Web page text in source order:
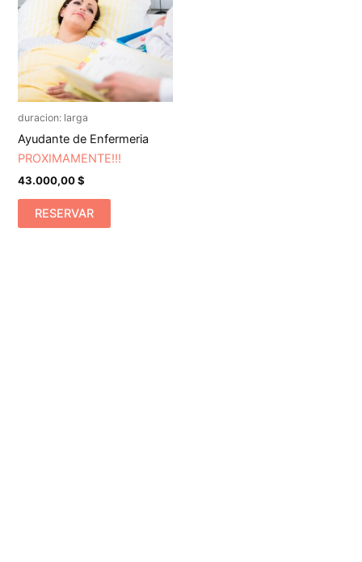
duracion: larga
Ayudante de Enfermeria
PROXIMAMENTE!!!
43.000,00$
RESERVAR